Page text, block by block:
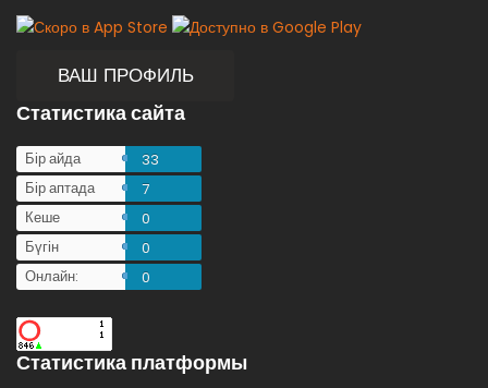
ВАШ ПРОФИЛЬ
Статистика сайта
Бір айда
33
Бір аптада
7
Кеше
0
Бүгін
0
Онлайн:
0
Статистика платформы